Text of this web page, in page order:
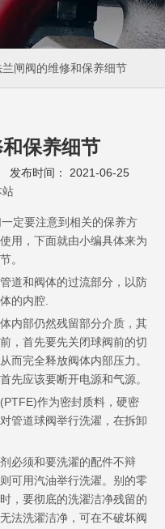
兰闸阀的维修和保养细节
保养细节
布时间： 2021-06-25
站
定要注意到相关的保养方
用，下面就由小编具体来为
。
道和阀体的过流部分，以防
的内腔.
内部仍然残留部分介质，其
，首先要先关闭球阀前的切
而完全释放阀体内部压力。
先应该要断开电源和气源。
作为密封质料，硬密
管道球阀举行洗濯，在拆卸
必须和要洗濯的配件不辩
可用汽油举行洗濯。别的零
，要彻底的洗濯洁净残留的
法洗濯洁净，可在不破坏阀